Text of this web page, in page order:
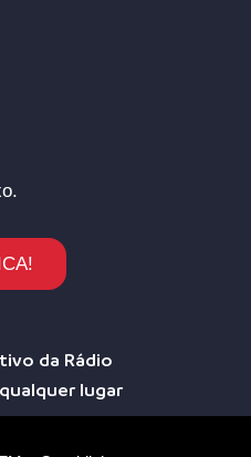
da Rádio
lugar